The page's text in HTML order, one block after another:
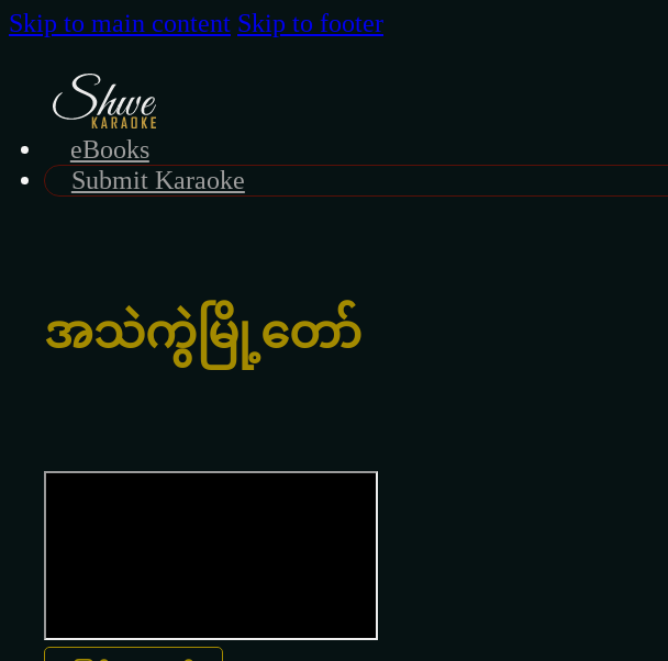
Skip to main content Skip to footer
eBooks
Submit Karaoke
အသဲကွဲမြို့တော်